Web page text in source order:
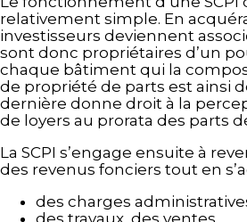
relativement simple. En
investisseurs deviennent
sont donc propriétaires d’un
chaque bâtiment qui la
de propriété de parts est ainsi
dernière donne droit à la
de loyers au prorata des parts
La SCPI s’engage ensuite à
des revenus fonciers tout en
des charges
des travaux, des ventes,